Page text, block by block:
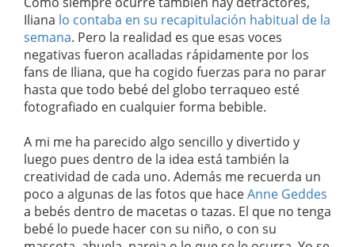
Iliana lo contaba en su recapitulación habitual de la
semana. Pero la realidad es que esas voces
negativas fueron acalladas rápidamente por los
fans de Iliana, que ha cogido fuerzas para no parar
hasta que todo bebé del globo terraqueo esté
fotografiado en cualquier forma bebible.
A mi me ha parecido algo sencillo y divertido y
luego pues dentro de la idea está también la
creatividad de cada uno. Además me recuerda un
poco a algunas de las fotos que haceAnne Geddes
a bebés dentro de macetas o tazas. El que no tenga
bebé lo puede hacer con su niño, o con su